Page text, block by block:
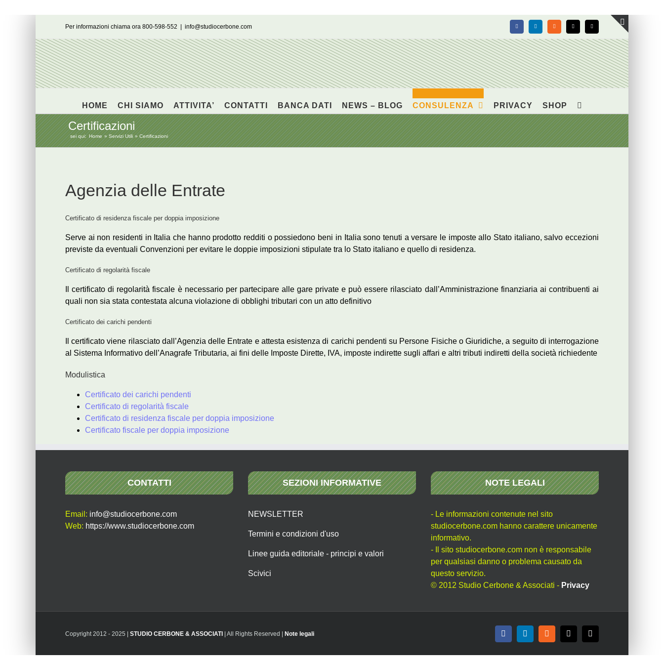
Per informazioni chiama ora 800-598-552 info@studiocerbone.com FacebookLinkedIn Rss X Email
HOME CHI SIAMO ATTIVITA’ CONTATTI BANCA DATI NEWS – BLOG CONSULENZA PRIVACY SHOP
Certificazioni
sei qui: Home Servizi Utili Certificazioni
Agenzia delle Entrate
Certificato di residenza fiscale per doppia imposizione
Serve ai non residenti in Italia che hanno prodotto redditi o possiedono beni in Italia sono tenuti a versare le imposte allo Stato italiano, salvo eccezioni
previste da eventuali Convenzioni per evitare le doppie imposizioni stipulate tra lo Stato italiano e quello di residenza.
Certificato di regolarità fiscale
Il certificato di regolarità fiscale è necessario per partecipare alle gare private e può essere rilasciato dall’Amministrazione finanziaria ai contribuenti ai
quali non sia stata contestata alcuna violazione di obblighi tributari con un atto definitivo
Certificato dei carichi pendenti
Il certificato viene rilasciato dall’Agenzia delle Entrate e attesta esistenza di carichi pendenti su Persone Fisiche o Giuridiche, a seguito di interrogazione
al Sistema Informativo dell’Anagrafe Tributaria, ai fini delle Imposte Dirette, IVA, imposte indirette sugli affari e altri tributi indiretti della società richiedente
Modulistica
Certificato dei carichi pendenti
Certificato di regolarità fiscale
Certificato di residenza fiscale per doppia imposizione
Certificato fiscale per doppia imposizione
CONTATTI
Email: info@studiocerbone.com
Web: https://www.studiocerbone.com
SEZIONI INFORMATIVE
NEWSLETTER
Termini e condizioni d'uso
Linee guida editoriale - principi e valori
Scivici
NOTE LEGALI
- Le informazioni contenute nel sito
studiocerbone.com hanno carattere unicamente
informativo.
- Il sito studiocerbone.com non è responsabile
per qualsiasi danno o problema causato da
questo servizio.
© 2012 Studio Cerbone & Associati - Privacy
Copyright 2012 - 2025 | STUDIO CERBONE & ASSOCIATI | All Rights Reserved | Note legali FacebookLinkedInRss X Email
Toggle
area
barra
scorrevole